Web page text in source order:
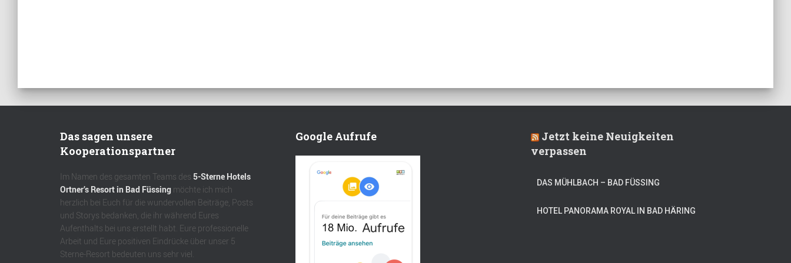
Das sagen unsere
Kooperationspartner
Im Namen des gesamten Teams des 5-Sterne Hotels
Ortner’s Resort in Bad Füssing möchte ich mich
herzlich bei Euch für die wundervollen Beiträge, Posts
und Storys bedanken, die ihr während Eures
Aufenthalts bei uns erstellt habt. Eure professionelle
Arbeit und Eure positiven Eindrücke über unser 5
Sterne-Resort bedeuten uns sehr viel.
Google Aufrufe
Jetzt keine Neuigkeiten
verpassen
DAS MÜHLBACH – BAD FÜSSING
HOTEL PANORAMA ROYAL IN BAD HÄRING